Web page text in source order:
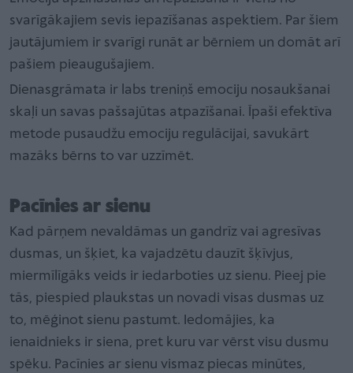
svarīgākajiem sevis iepazīšanas aspektiem. Par šiem
jautājumiem ir svarīgi runāt ar bērniem un domāt arī
pašiem pieaugušajiem.
Dienasgrāmata ir labs treniņš emociju nosaukšanai
skaļi un savas pašsajūtas atpazīšanai. Īpaši efektīva
metode pusaudžu emociju regulācijai, savukārt
mazāks bērns to var uzzīmēt.
Pacīnies ar sienu
Kad pārņem nevaldāmas un gandrīz vai agresīvas
dusmas, un šķiet, ka vajadzētu dauzīt šķīvjus,
miermīlīgāks veids ir iedarboties uz sienu. Pieej pie
tās, piespied plaukstas un novadi visas dusmas uz
to, mēģinot sienu pastumt. Iedomājies, ka
ienaidnieks ir siena, pret kuru var vērst visu dusmu
spēku. Pacīnies ar sienu vismaz piecas minūtes,